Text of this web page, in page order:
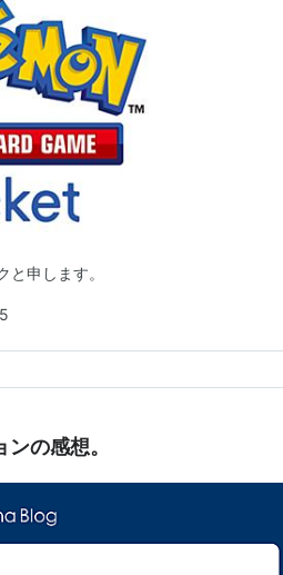
申します。
の感想。